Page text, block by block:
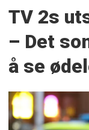
TV 2s
– Det
å se